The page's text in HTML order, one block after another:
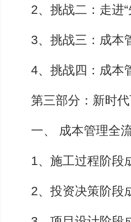
2、挑战二：走进“
3、挑战三：成本
4、挑战四：成本
第三部分：新时代
一、 成本管理全
1、施工过程阶段
2、投资决策阶段